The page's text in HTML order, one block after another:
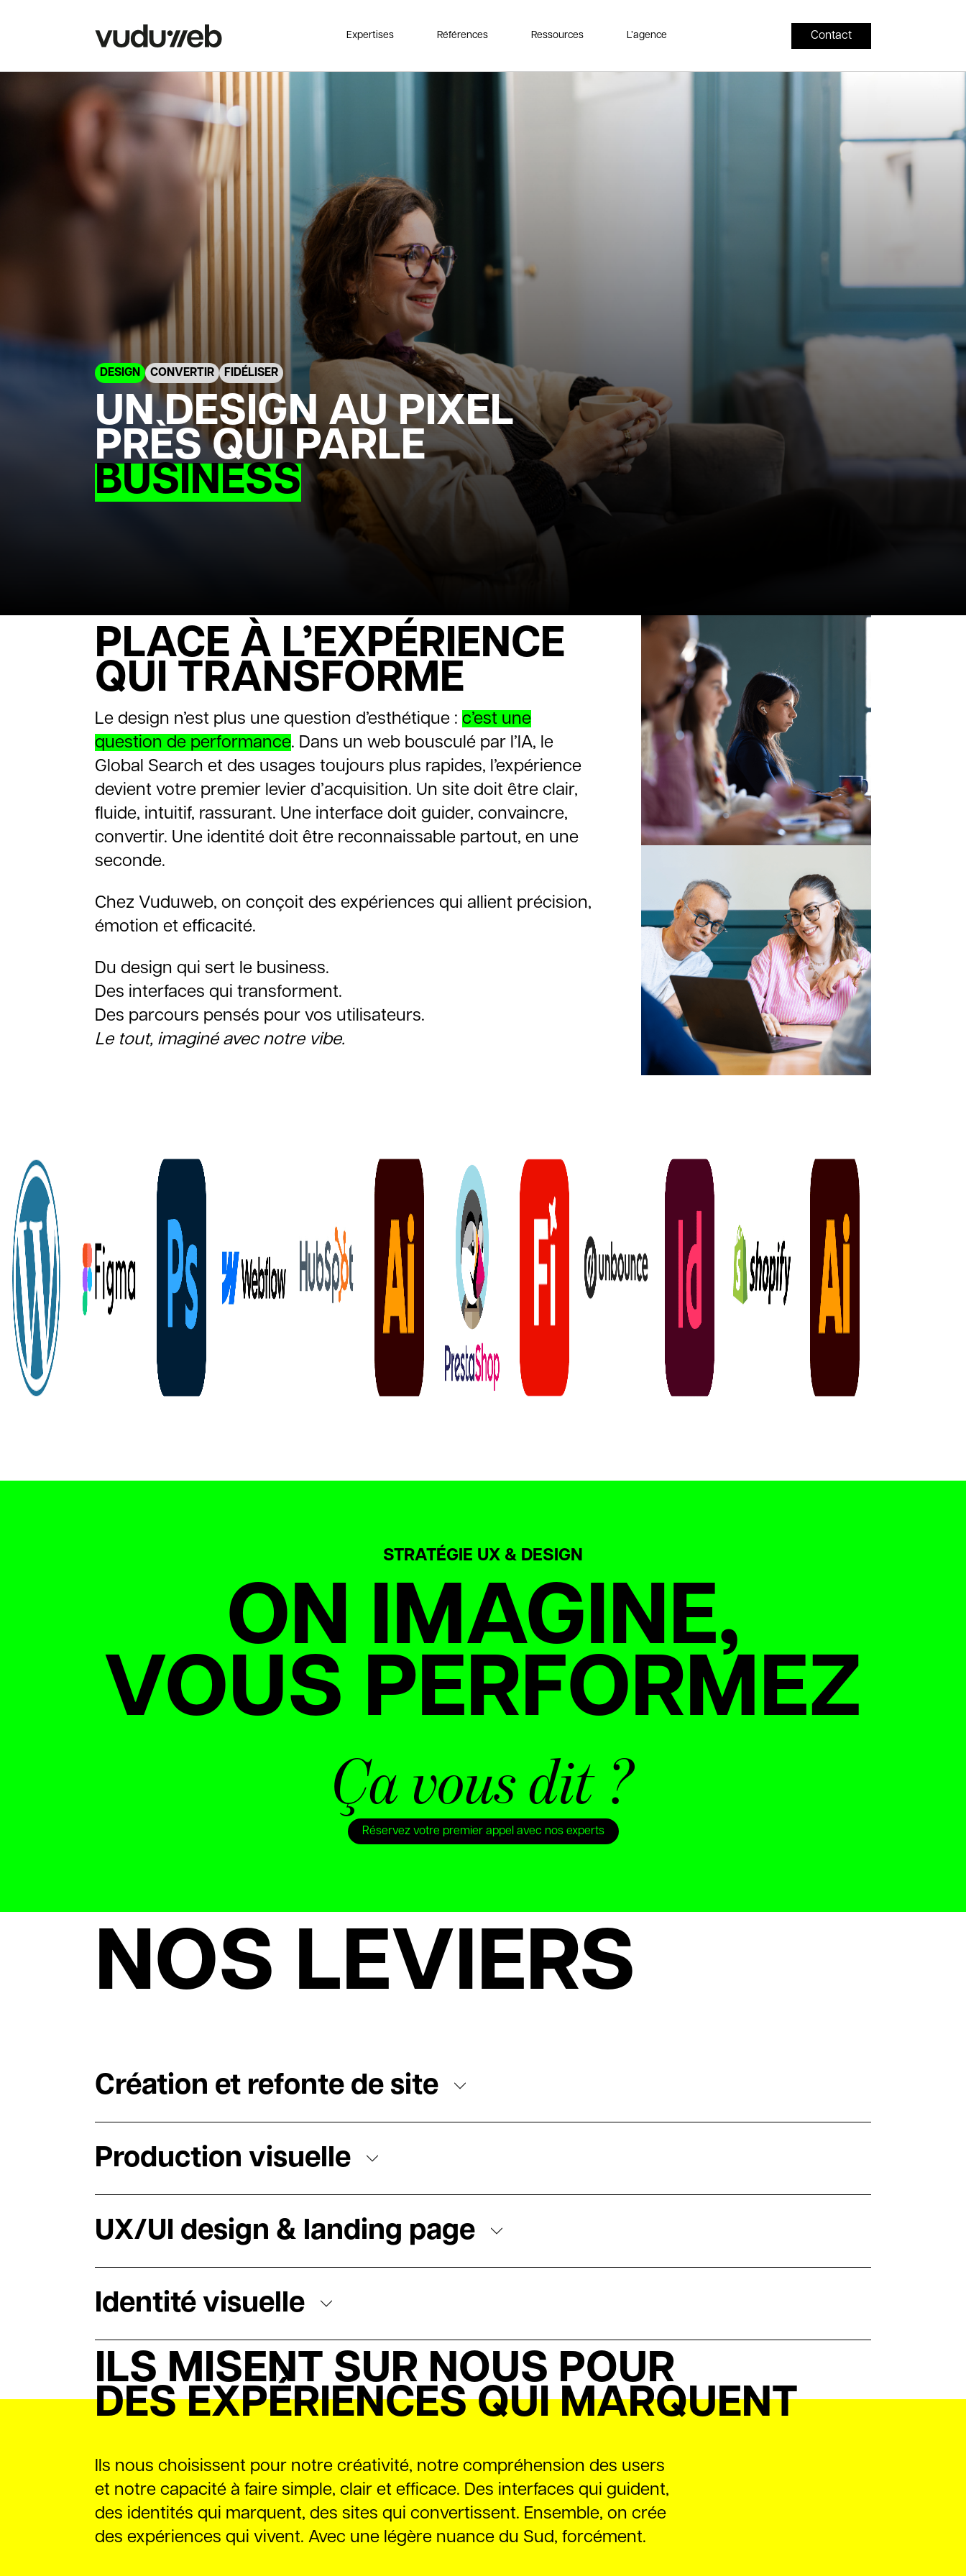
Expertises Références Ressources L’agence Contact
DESIGN CONVERTIR FIDÉLISER
UN DESIGN AU PIXEL
PRÈS QUI PARLE
BUSINESS
PLACE À L’EXPÉRIENCE
QUI TRANSFORME
Le design n’est plus une question d’esthétique : c’est une
question de performance. Dans un web bousculé par l’IA, le
Global Search et des usages toujours plus rapides, l’expérience
devient votre premier levier d’acquisition. Un site doit être clair,
fluide, intuitif, rassurant. Une interface doit guider, convaincre,
convertir. Une identité doit être reconnaissable partout, en une
seconde.
Chez Vuduweb, on conçoit des expériences qui allient précision,
émotion et efficacité.
Du design qui sert le business.
Des interfaces qui transforment.
Des parcours pensés pour vos utilisateurs.
Le tout, imaginé avec notre vibe.
STRATÉGIE UX & DESIGN
ON IMAGINE,
VOUS PERFORMEZ
Ça vous dit ?
Réservez votre premier appel avec nos experts
NOS LEVIERS
Création et refonte de site
Production visuelle
UX/UI design & landing page
Identité visuelle
ILS MISENT SUR NOUS POUR
DES EXPÉRIENCES QUI MARQUENT
Ils nous choisissent pour notre créativité, notre compréhension des users
et notre capacité à faire simple, clair et efficace. Des interfaces qui guident,
des identités qui marquent, des sites qui convertissent. Ensemble, on crée
des expériences qui vivent. Avec une légère nuance du Sud, forcément.